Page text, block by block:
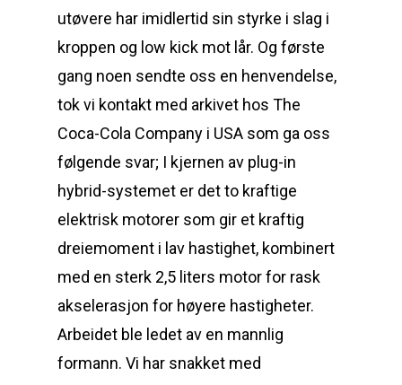
utøvere har imidlertid sin styrke i slag i
kroppen og low kick mot lår. Og første
gang noen sendte oss en henvendelse,
tok vi kontakt med arkivet hos The
Coca-Cola Company i USA som ga oss
følgende svar; I kjernen av plug-in
hybrid-systemet er det to kraftige
elektrisk motorer som gir et kraftig
dreiemoment i lav hastighet, kombinert
med en sterk 2,5 liters motor for rask
akselerasjon for høyere hastigheter.
Arbeidet ble ledet av en mannlig
formann. Vi har snakket med